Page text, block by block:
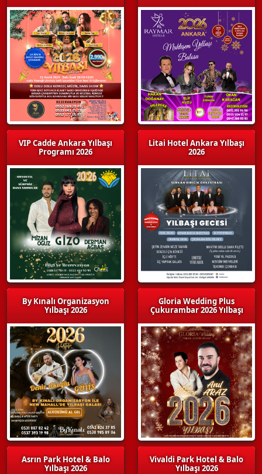
VIP Cadde Ankara Yılbaşı
Programı 2026
By Kınalı Organizasyon
Yılbaşı 2026
Asrın Park Hotel & Balo
Yılbaşı 2026
Litai Hotel Ankara Yılbaşı
2026
Gloria Wedding Plus
Çukurambar 2026 Yılbaşı
Vivaldi Park Hotel & Balo
Yılbaşı 2026